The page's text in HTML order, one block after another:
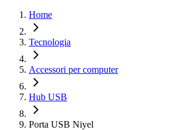
Home
Tecnologia
Accessori per computer
Hub USB
Porta USB Niyel